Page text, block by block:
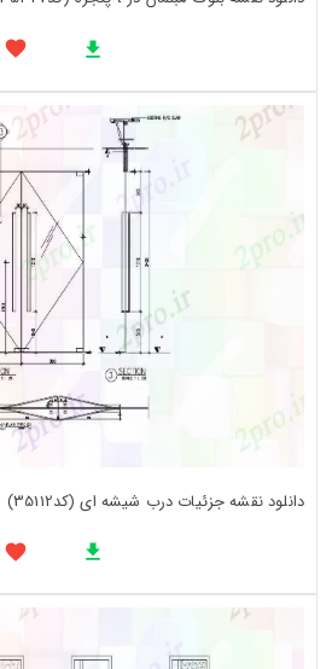
دانلود نقشه جزئیات درب شیشه ای (کد35112)